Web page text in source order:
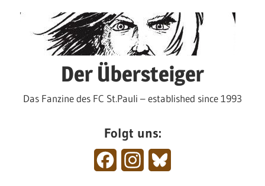
Der Übersteiger
Das Fanzine des FC St.Pauli – established since 1993
Folgt uns:
FacebookInstagram